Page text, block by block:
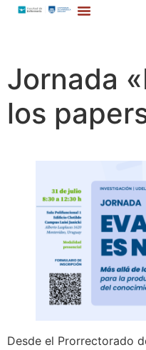
Jornada
los
Desde el Prorrectorado